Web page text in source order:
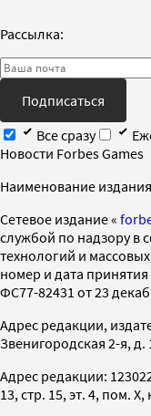
Рассылка:
Подписаться
Все сразу
Новости Forbes Games
Наименование
Cетевое издание «
службой по надзору в
технологий и
номер и дата
ФС77-82431 от 23
Адрес редакции,
Звенигородская 2-я, д.
Адрес редакции:
13, стр. 15, эт. 4, пом. X,